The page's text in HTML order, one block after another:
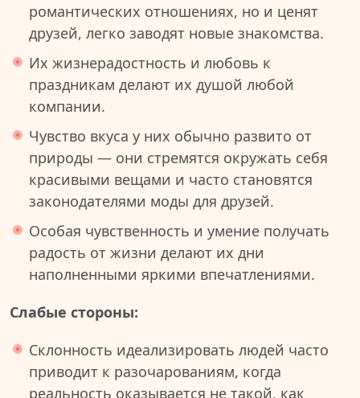
романтических отношениях, но и ценят
друзей, легко заводят новые знакомства.
Их жизнерадостность и любовь к
праздникам делают их душой любой
компании.
Чувство вкуса у них обычно развито от
природы — они стремятся окружать себя
красивыми вещами и часто становятся
законодателями моды для друзей.
Особая чувственность и умение получать
радость от жизни делают их дни
наполненными яркими впечатлениями.
Слабые стороны:
Склонность идеализировать людей часто
приводит к разочарованиям, когда
реальность оказывается не такой, как